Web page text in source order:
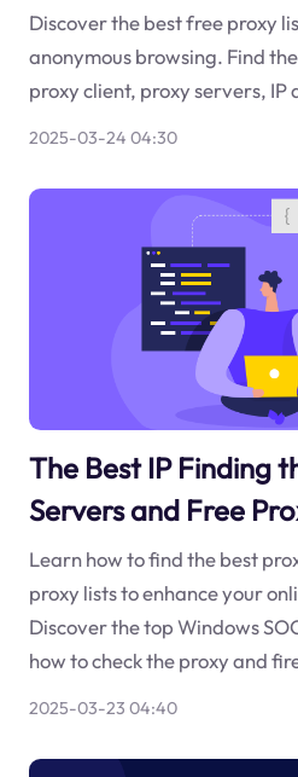
Discover the best free proxy
anonymous browsing. Find
proxy client, proxy servers, IP
2025-03-24 04:30
The Best IP Finding
Servers and Free
Learn how to find the best
proxy lists to enhance your
Discover the top Windows
how to check the proxy and
2025-03-23 04:40